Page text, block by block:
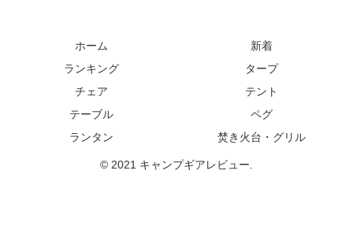
ホーム
新着
ランキング
タープ
チェア
テント
テーブル
ペグ
ランタン
焚き火台・グリル
© 2021 キャンプギアレビュー.